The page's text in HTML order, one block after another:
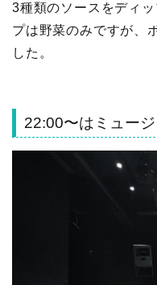
3種類のソースをディ
プは野菜のみですが、
した。
22:00〜はミュー